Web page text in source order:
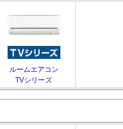
ルームエアコン
TVシリーズ